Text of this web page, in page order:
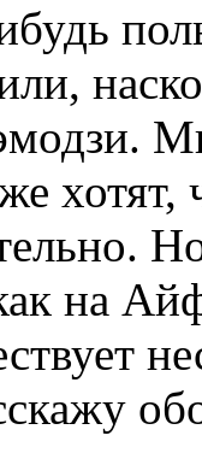
хотят,
на